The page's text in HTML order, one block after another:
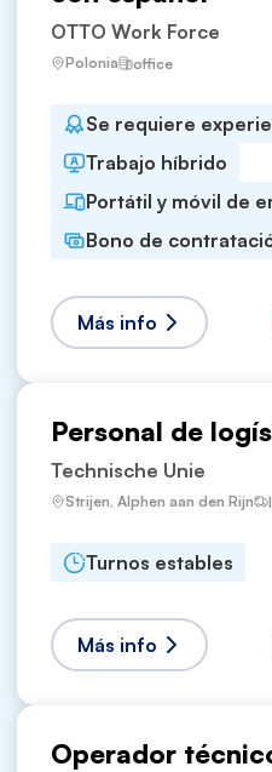
OTTO Work Force
Polonia office
Se requiere
Trabajo híbrido
Portátil y móvil de
Bono de
Más info
Personal de
Technische Unie
Strijen, Alphen aan den Rijn
Turnos estables
Más info
Operador